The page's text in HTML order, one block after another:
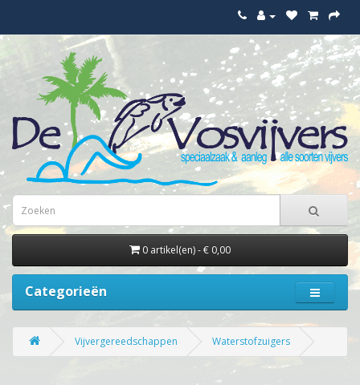
0 artikel(en) - € 0,00
Categorieën
Vijvergereedschappen Waterstofzuigers